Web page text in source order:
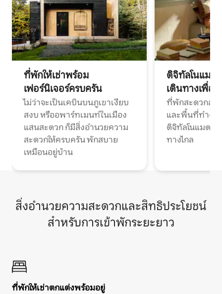
ที่พักให้เช่าพร้อม
เฟอร์นิเจอร์ครบครัน
ไม่ว่าจะเป็นเคบินบนภูเขาเงียบ
สงบ หรืออพาร์ทเมนท์ในเมือง
แสนสะดวก ก็มีสิ่งอำนวยความ
สะดวกให้ครบครัน พักสบาย
เหมือนอยู่บ้าน
ดิจิทัลโนแมด
เดินทางเพื่อ
ที่พักสะดวกสบ
และพื้นที่ทำงา
ดิจิทัลโนแมดแ
ทางไกล
สิ่งอำนวยความสะดวกและสิทธิประโยชน์
สำหรับการเข้าพักระยะยาว
ที่พักให้เช่าตกแต่งพร้อมอยู่